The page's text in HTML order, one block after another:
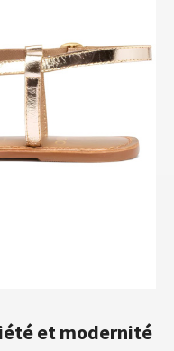
et modernité